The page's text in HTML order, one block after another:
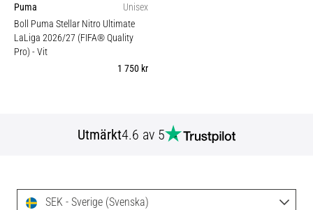
Puma
Unisex
Boll Puma Stellar Nitro Ultimate
LaLiga 2026/27 (FIFA® Quality
Pro)- Vit
1 750 kr
Utmärkt4.6 av 5
SEK - Sverige (Svenska)